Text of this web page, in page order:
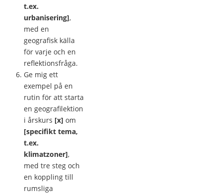
t.ex.
urbanisering],
med en
geografisk källa
för varje och en
reflektionsfråga.
Ge mig ett
exempel på en
rutin för att starta
en geografilektion
i årskurs [x] om
[specifikt tema,
t.ex.
klimatzoner],
med tre steg och
en koppling till
rumsliga